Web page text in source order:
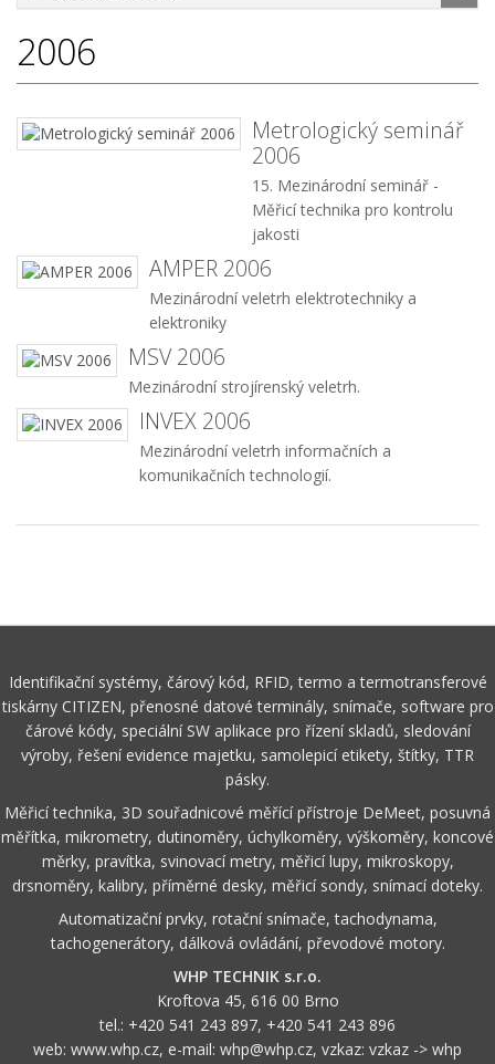
2006
Metrologický seminář
2006
15. Mezinárodní seminář -
Měřicí technika pro kontrolu
jakosti
AMPER 2006
Mezinárodní veletrh elektrotechniky a
elektroniky
MSV 2006
Mezinárodní strojírenský veletrh.
INVEX 2006
Mezinárodní veletrh informačních a
komunikačních technologií.
Identifikační systémy, čárový kód, RFID, termo a termotransferové
tiskárny CITIZEN, přenosné datové terminály, snímače, software pro
čárové kódy, speciální SW aplikace pro řízení skladů, sledování
výroby, řešení evidence majetku, samolepicí etikety, štítky, TTR
pásky.
Měřicí technika, 3D souřadnicové měřící přístroje DeMeet, posuvná
měřítka, mikrometry, dutinoměry, úchylkoměry, výškoměry, koncové
měrky, pravítka, svinovací metry, měřicí lupy, mikroskopy,
drsnoměry, kalibry, příměrné desky, měřicí sondy, snímací doteky.
Automatizační prvky, rotační snímače, tachodynama,
tachogenerátory, dálková ovládání, převodové motory.
WHP TECHNIK s.r.o.
Kroftova 45, 616 00 Brno
tel.: +420 541 243 897, +420 541 243 896
web: www.whp.cz, e-mail: whp@whp.cz, vzkaz: vzkaz -> whp